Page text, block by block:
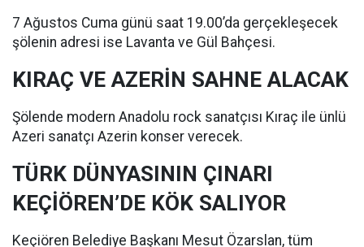
7 Ağustos Cuma günü saat 19.00’da gerçekleşecek
şölenin adresi ise Lavanta ve Gül Bahçesi.
KIRAÇ VE AZERİN SAHNE ALACAK
Şölende modern Anadolu rock sanatçısı Kıraç ile ünlü
Azeri sanatçı Azerin konser verecek.
TÜRK DÜNYASININ ÇINARI
KEÇİÖREN’DE KÖK SALIYOR
Keçiören Belediye Başkanı Mesut Özarslan, tüm